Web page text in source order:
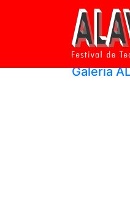
Galeria